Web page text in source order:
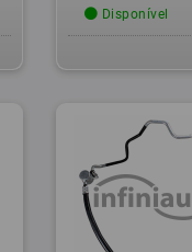
Disponível